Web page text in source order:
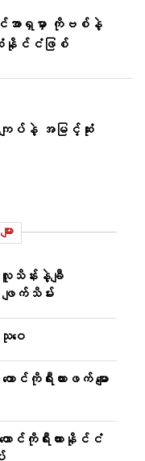
ာင်အာရှမှာ ကိုဗစ်နဲ့
းနိုင်ငံဖြစ်
ကျပ်နဲ့ အမြင့်ဆုံး
း
သိန်းနဲ့ချီ
ဖျက်သိမ်း
ဝေ
ောင်ကိုရီးယားဖက် မျော
ာင်ကိုရီးယားနိုင်ငံ